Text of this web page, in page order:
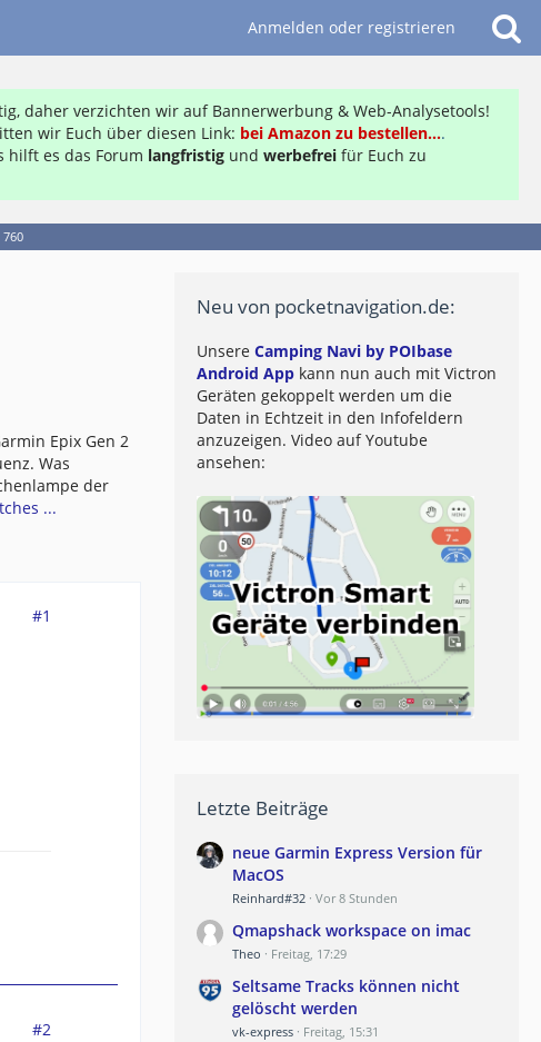
Anmelden oder registrieren
daher verzichten wir auf Bannerwerbung & Web-Analysetools!
wir Euch über diesen Link: bei Amazon zu bestellen....
hilft es das Forum langfristig und werbefrei für Euch zu
Epix Gen 2
Was
der
...
#1
#2
Neu von pocketnavigation.de:
Unsere Camping Navi by POIbase
Android App kann nun auch mit Victron
Geräten gekoppelt werden um die
Daten in Echtzeit in den Infofeldern
anzuzeigen. Video auf Youtube
ansehen:
Letzte Beiträge
neue Garmin Express Version für
MacOS
Reinhard#32 Vor 8 Stunden
Qmapshack workspace on imac
Theo Freitag, 17:29
Seltsame Tracks können nicht
gelöscht werden
vk-express Freitag, 15:31